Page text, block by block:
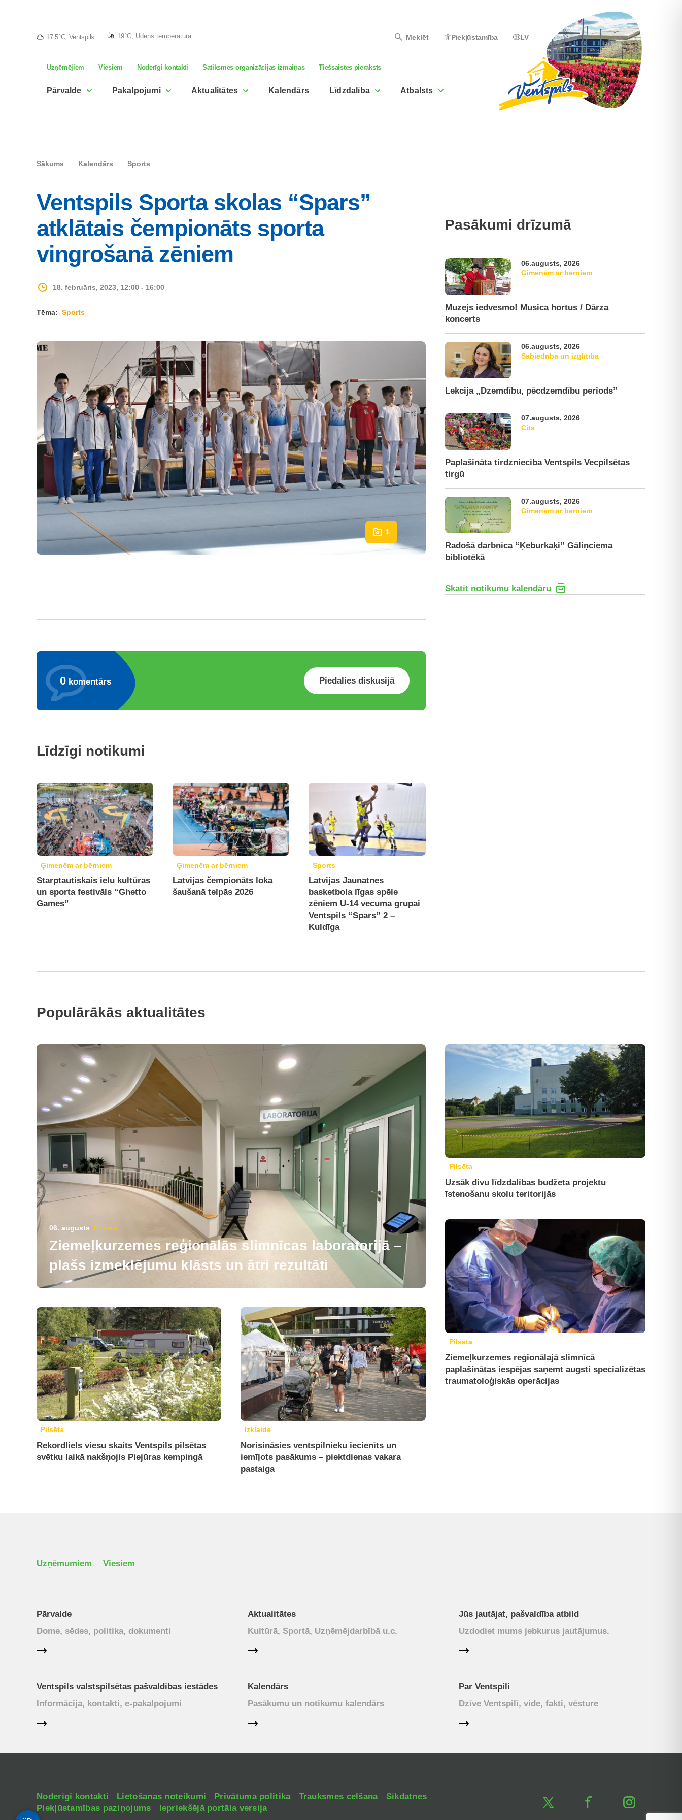
17.5°C, Ventspils 19°C, Ūdens temperatūra Meklēt Piekļūstamība LV
Uzņēmējiem Viesiem Noderīgi kontakti Satiksmes organizācijas izmaiņas Tiešsaistes pieraksts
Pārvalde Pakalpojumi Aktualitātes Kalendārs Līdzdalība Atbalsts
Sākums Kalendārs Sports
Ventspils Sporta skolas “Spars”
atklātais čempionāts sporta
vingrošanā zēniem
18. februāris, 2023, 12:00 - 16:00
Tēma: Sports
1
0 komentārs Piedalies diskusijā
Līdzīgi notikumi
Ģimenēm ar bērniem
Starptautiskais ielu kultūras
un sporta festivāls “Ghetto
Games”
Ģimenēm ar bērniem
Latvijas čempionāts loka
šaušanā telpās 2026
Sports
Latvijas Jaunatnes
basketbola līgas spēle
zēniem U-14 vecuma grupai
Ventspils “Spars” 2 –
Kuldīga
Pasākumi drīzumā
06.augusts, 2026
Ģimenēm ar bērniem
Muzejs iedvesmo! Musica hortus / Dārza
koncerts
06.augusts, 2026
Sabiedrība un izglītība
Lekcija „Dzemdību, pēcdzemdību periods”
07.augusts, 2026
Cits
Paplašināta tirdzniecība Ventspils Vecpilsētas
tirgū
07.augusts, 2026
Ģimenēm ar bērniem
Radošā darbnīca “Ķeburkaķi” Gāliņciema
bibliotēkā
Skatīt notikumu kalendāru
Populārākās aktualitātes
06. augusts Pilsēta
Ziemeļkurzemes reģionālās slimnīcas laboratorijā –
plašs izmeklējumu klāsts un ātri rezultāti
Pilsēta
Rekordliels viesu skaits Ventspils pilsētas
svētku laikā nakšņojis Piejūras kempingā
Izklaide
Norisināsies ventspilnieku iecienīts un
iemīļots pasākums – piektdienas vakara
pastaiga
Pilsēta
Uzsāk divu līdzdalības budžeta projektu
īstenošanu skolu teritorijās
Pilsēta
Ziemeļkurzemes reģionālajā slimnīcā
paplašinātas iespējas saņemt augsti specializētas
traumatoloģiskās operācijas
Uzņēmumiem Viesiem
Pārvalde
Dome, sēdes, politika, dokumenti
Aktualitātes
Kultūrā, Sportā, Uzņēmējdarbībā u.c.
Jūs jautājat, pašvaldība atbild
Uzdodiet mums jebkurus jautājumus.
Ventspils valstspilsētas pašvaldības iestādes
Informācija, kontakti, e-pakalpojumi
Kalendārs
Pasākumu un notikumu kalendārs
Par Ventspili
Dzīve Ventspilī, vide, fakti, vēsture
Noderīgi kontakti Lietošanas noteikumi Privātuma politika Trauksmes celšana
Sīkdatnes
Piekļūstamības paziņojums
Iepriekšējā portāla versija